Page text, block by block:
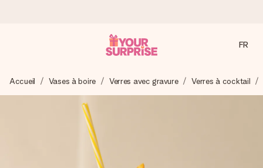
Nous préparons votre cadeau avec attention et l’envoyons
en un éclair – pour que vous puissiez l’offrir au bon moment,
quand cela compte le plus.
4,9 (sur la base de +15 000 avis)
FR
Accueil Vases à boire Verres avec gravure Verres à cocktail